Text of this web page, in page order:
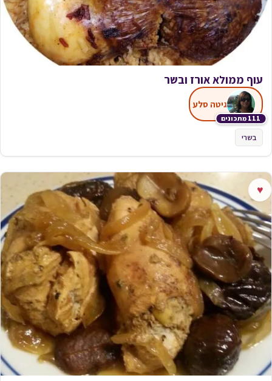
עוף ממולא אורז ובשר
111 מתכונים
גיטה סלע
בשרי
♥